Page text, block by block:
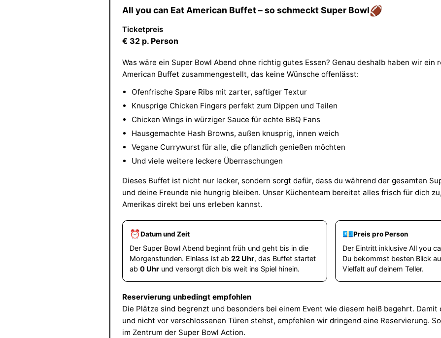
All you can Eat American Buffet – so schmeckt Super Bowl🏈
Ticketpreis
€ 32 p. Person
Was wäre ein Super Bowl Abend ohne richtig gutes Essen? Genau deshalb haben wir ein
American Buffet zusammengestellt, das keine Wünsche offenlässt:
Ofenfrische Spare Ribs mit zarter, saftiger Textur
Knusprige Chicken Fingers perfekt zum Dippen und Teilen
Chicken Wings in würziger Sauce für echte BBQ Fans
Hausgemachte Hash Browns, außen knusprig, innen weich
Vegane Currywurst für alle, die pflanzlich genießen möchten
Und viele weitere leckere Überraschungen
Dieses Buffet ist nicht nur lecker, sondern sorgt dafür, dass du während der gesamten
und deine Freunde nie hungrig bleiben. Unser Küchenteam bereitet alles frisch für dich
Amerikas direkt bei uns erleben kannst.
⏰Datum und Zeit
Der Super Bowl Abend beginnt früh und geht bis in die
Morgenstunden. Einlass ist ab22 Uhr, das Buffet startet
ab0 Uhr und versorgt dich bis weit ins Spiel hinein.
💶Preis pro Person
Der Eintritt inklusive All you
Du bekommst besten Blick
Vielfalt auf deinem Teller.
Reservierung unbedingt empfohlen
Die Plätze sind begrenzt und besonders bei einem Event wie diesem heiß begehrt. Damit
und nicht vor verschlossenen Türen stehst, empfehlen wir dringend eine Reservierung.
im Zentrum der Super Bowl Action.